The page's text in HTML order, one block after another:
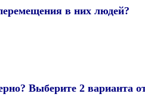
в них людей?
Выберите 2 варианта